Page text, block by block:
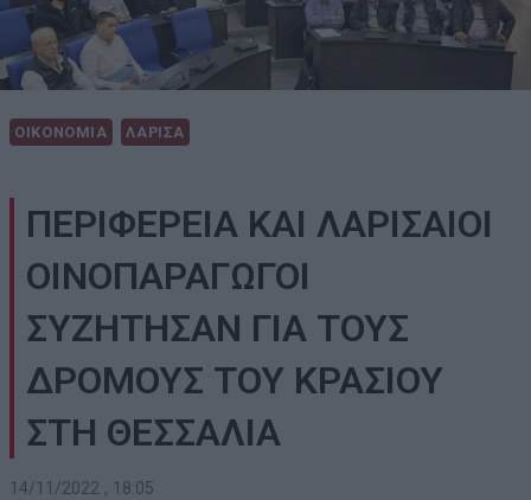
ΟΙΚΟΝΟΜΙΑ ΛΑΡΙΣΑ
ΠΕΡΙΦΕΡΕΙΑ ΚΑΙ ΛΑΡΙΣΑΙΟΙ
ΟΙΝΟΠΑΡΑΓΩΓΟΙ
ΣΥΖΗΤΗΣΑΝ ΓΙΑ ΤΟΥΣ
ΔΡΟΜΟΥΣ ΤΟΥ ΚΡΑΣΙΟΥ
ΣΤΗ ΘΕΣΣΑΛΙΑ
14/11/2022 , 18:05